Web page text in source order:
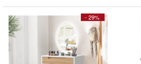
- 29%